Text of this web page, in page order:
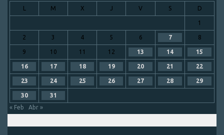
L M X J V S D
1
2 3 4 5 6 7 8
9 10 11 12 13 14 15
16 17 18 19 20 21 22
23 24 25 26 27 28 29
30
31
« Feb
Abr »